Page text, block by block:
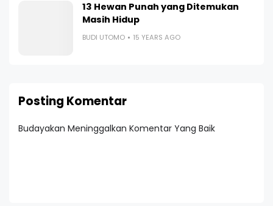
13 Hewan Punah yang Ditemukan
Masih Hidup
BUDI UTOMO 15 YEARS AGO
Posting Komentar
Budayakan Meninggalkan Komentar Yang Baik